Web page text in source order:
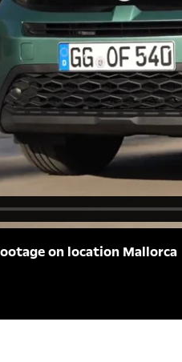
on location Mallorca